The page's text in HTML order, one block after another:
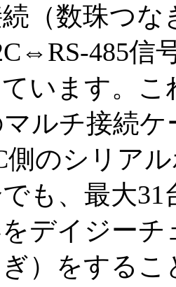
（数珠つな
485信
います。こ
ルチ接続
側のシリア
も、最大31
デイジーチ
ぎ）をする